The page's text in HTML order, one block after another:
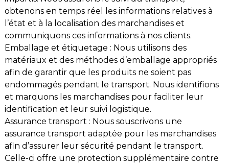
obtenons en temps réel les informations relatives à
l’état et à la localisation des marchandises et
communiquons ces informations à nos clients.
Emballage et étiquetage : Nous utilisons des
matériaux et des méthodes d’emballage appropriés
afin de garantir que les produits ne soient pas
endommagés pendant le transport. Nous identifions
et marquons les marchandises pour faciliter leur
identification et leur suivi logistique.
Assurance transport : Nous souscrivons une
assurance transport adaptée pour les marchandises
afin d’assurer leur sécurité pendant le transport.
Celle-ci offre une protection supplémentaire contre